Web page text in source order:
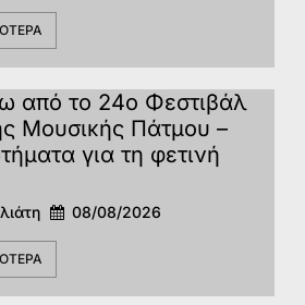
από το 24ο Φεστιβάλ
Μουσικής Πάτμου –
για τη φετινή
08/08/2026